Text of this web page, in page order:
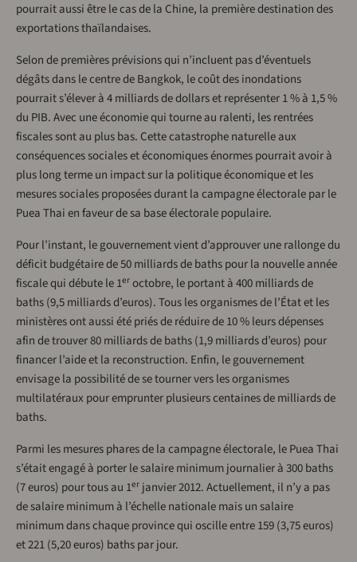
pourrait aussi être le cas de la Chine, la première destination des
exportations thaïlandaises.
Selon de premières prévisions qui n’incluent pas d’éventuels
dégâts dans le centre de Bangkok, le coût des inondations
pourrait s’élever à 4 milliards de dollars et représenter 1 % à 1,5 %
du PIB. Avec une économie qui tourne au ralenti, les rentrées
fiscales sont au plus bas. Cette catastrophe naturelle aux
conséquences sociales et économiques énormes pourrait avoir à
plus long terme un impact sur la politique économique et les
mesures sociales proposées durant la campagne électorale par le
Puea Thai en faveur de sa base électorale populaire.
Pour l’instant, le gouvernement vient d’approuver une rallonge du
déficit budgétaire de 50 milliards de baths pour la nouvelle année
fiscale qui débute le 1eroctobre, le portant à 400 milliards de
baths (9,5 milliards d’euros). Tous les organismes de l’État et les
ministères ont aussi été priés de réduire de 10 % leurs dépenses
afin de trouver 80 milliards de baths (1,9 milliards d’euros) pour
financer l’aide et la reconstruction. Enfin, le gouvernement
envisage la possibilité de se tourner vers les organismes
multilatéraux pour emprunter plusieurs centaines de milliards de
baths.
Parmi les mesures phares de la campagne électorale, le Puea Thai
s’était engagé à porter le salaire minimum journalier à 300 baths
(7 euros) pour tous au 1er janvier 2012. Actuellement, il n’y a pas
de salaire minimum à l’échelle nationale mais un salaire
minimum dans chaque province qui oscille entre 159 (3,75 euros)
et 221 (5,20 euros) baths par jour.